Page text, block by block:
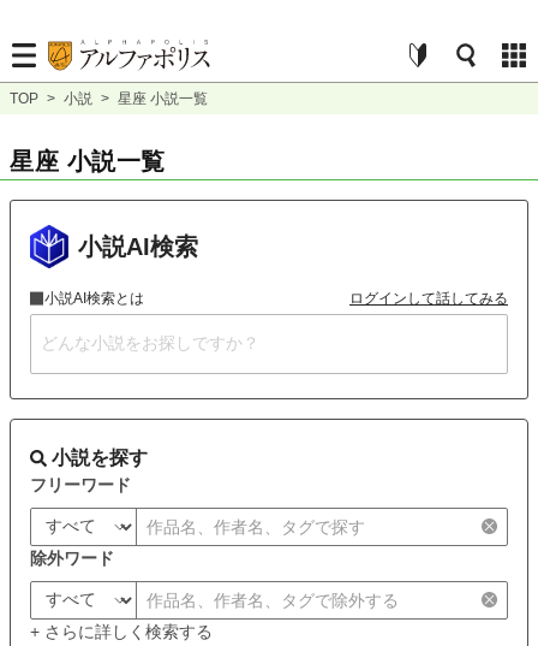
TOP > 小説 > 星座 小説一覧
星座 小説一覧
小説AI検索
小説AI検索とは ログインして話してみる
小説を探す
フリーワード
除外ワード
+ さらに詳しく検索する